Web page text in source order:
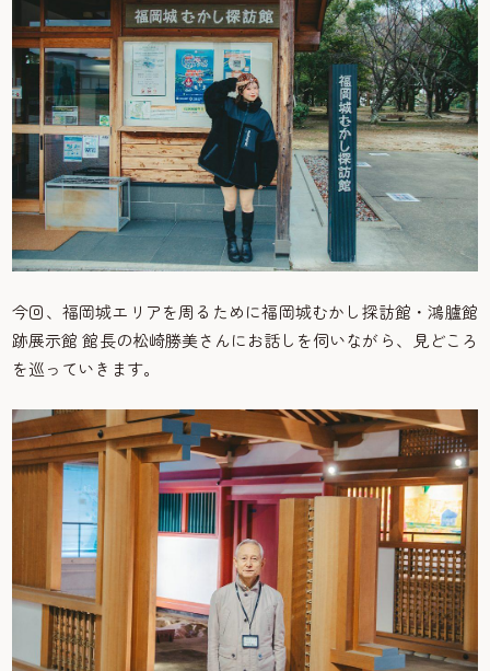
今回、福岡城エリアを周るために福岡城むかし探訪館・鴻臚館
跡展示館 館長の松崎勝美さんにお話しを伺いながら、見どころ
を巡っていきます。